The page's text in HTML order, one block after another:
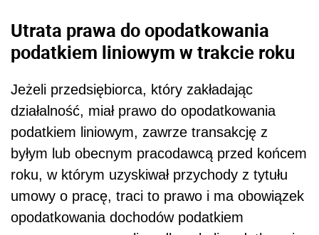
Utrata prawa do opodatkowania
podatkiem liniowym w trakcie roku
Jeżeli przedsiębiorca, który zakładając
działalność, miał prawo do opodatkowania
podatkiem liniowym, zawrze transakcję z
byłym lub obecnym pracodawcą przed końcem
roku, w którym uzyskiwał przychody z tytułu
umowy o pracę, traci to prawo i ma obowiązek
opodatkowania dochodów podatkiem